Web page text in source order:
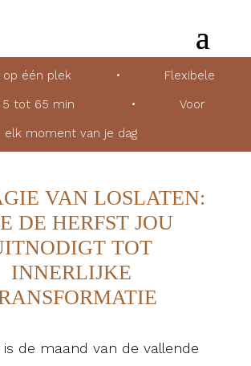
één plek • Flexibele
5 tot 65 min • Voor
elk moment van je dag
VAN LOSLATEN:
DE HERFST JOU
TOT
INNERLIJKE
de maand van de vallende